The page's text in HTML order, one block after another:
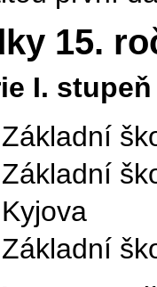
15.
I. stupeň